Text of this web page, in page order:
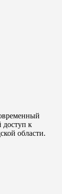
доступ к
области.